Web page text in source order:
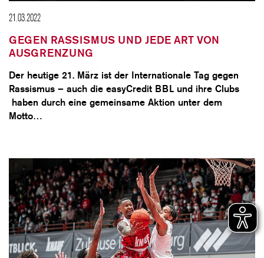
21.03.2022
GEGEN RASSISMUS UND JEDE ART VON
AUSGRENZUNG
Der heutige 21. März ist der Internationale Tag gegen
Rassismus – auch die easyCredit BBL und ihre Clubs
haben durch eine gemeinsame Aktion unter dem
Motto…